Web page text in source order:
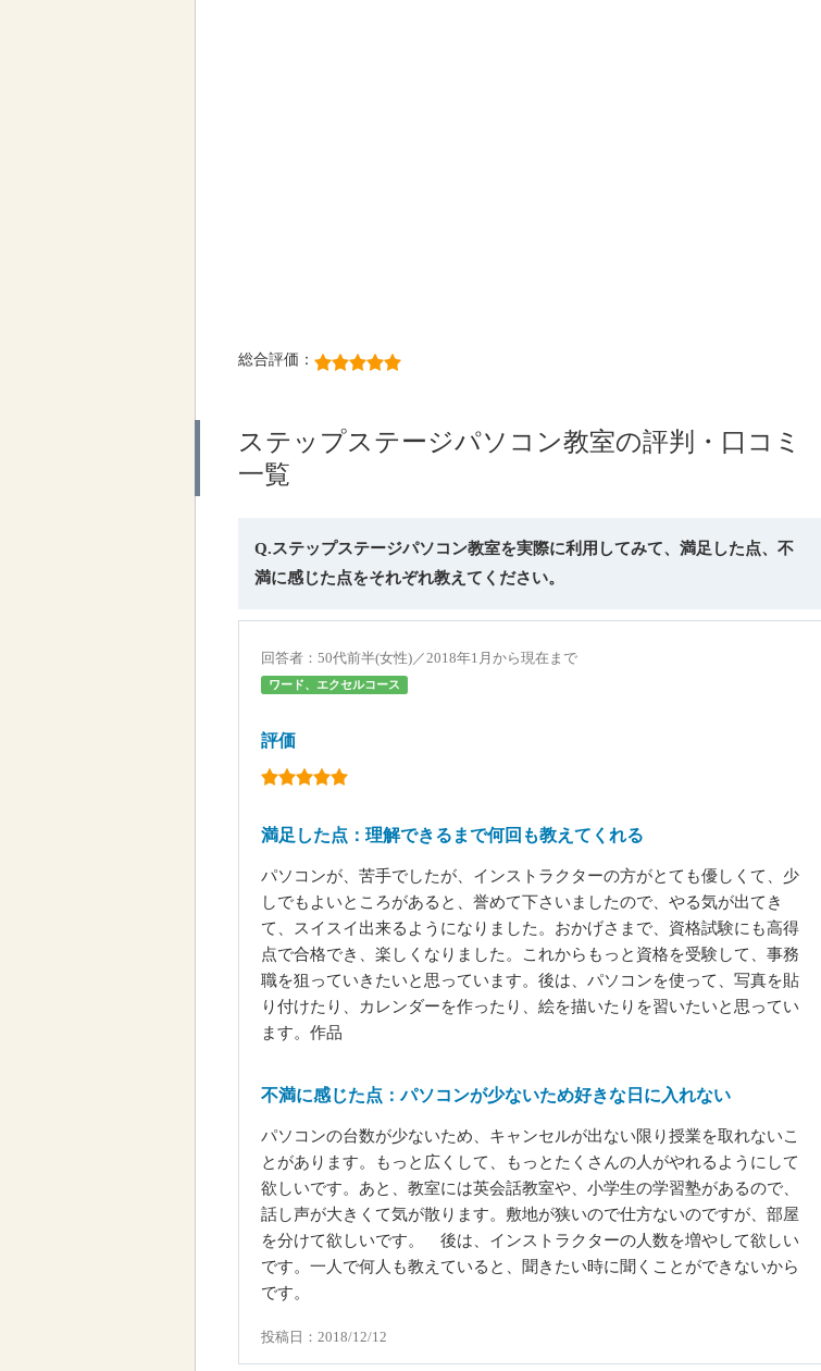
総合評価：
ステップステージパソコン教室の評判・口コミ
一覧
Q.ステップステージパソコン教室を実際に利用してみて、満足した点、不
満に感じた点をそれぞれ教えてください。
回答者：50代前半(女性)／2018年1月から現在まで
ワード、エクセルコース
評価
満足した点：理解できるまで何回も教えてくれる
パソコンが、苦手でしたが、インストラクターの方がとても優しくて、少
しでもよいところがあると、誉めて下さいましたので、やる気が出てき
て、スイスイ出来るようになりました。おかげさまで、資格試験にも高得
点で合格でき、楽しくなりました。これからもっと資格を受験して、事務
職を狙っていきたいと思っています。後は、パソコンを使って、写真を貼
り付けたり、カレンダーを作ったり、絵を描いたりを習いたいと思ってい
ます。作品
不満に感じた点：パソコンが少ないため好きな日に入れない
パソコンの台数が少ないため、キャンセルが出ない限り授業を取れないこ
とがあります。もっと広くして、もっとたくさんの人がやれるようにして
欲しいです。あと、教室には英会話教室や、小学生の学習塾があるので、
話し声が大きくて気が散ります。敷地が狭いので仕方ないのですが、部屋
を分けて欲しいです。 後は、インストラクターの人数を増やして欲しい
です。一人で何人も教えていると、聞きたい時に聞くことができないから
です。
投稿日：2018/12/12